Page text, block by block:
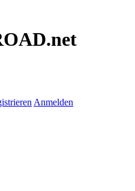
Anmelden